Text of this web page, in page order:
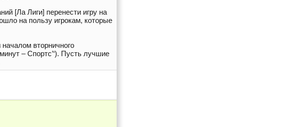
[Ла Лиги] перенести игру на
на пользу игрокам, которые
вторничного
– Спортс’‘). Пусть лучшие